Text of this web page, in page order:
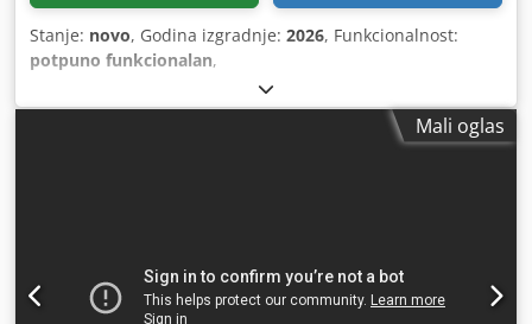
Stanje: novo, Godina izgradnje: 2026, Funkcionalnost:
potpuno funkcionalan,
Mali oglas